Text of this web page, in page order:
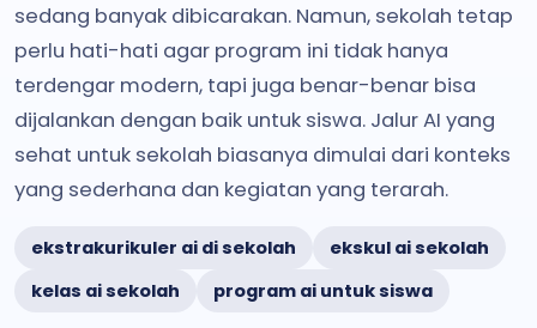
sedang banyak dibicarakan. Namun, sekolah tetap
perlu hati-hati agar program ini tidak hanya
terdengar modern, tapi juga benar-benar bisa
dijalankan dengan baik untuk siswa. Jalur AI yang
sehat untuk sekolah biasanya dimulai dari konteks
yang sederhana dan kegiatan yang terarah.
ekstrakurikuler ai di sekolah
ekskul ai sekolah
kelas ai sekolah
program ai untuk siswa